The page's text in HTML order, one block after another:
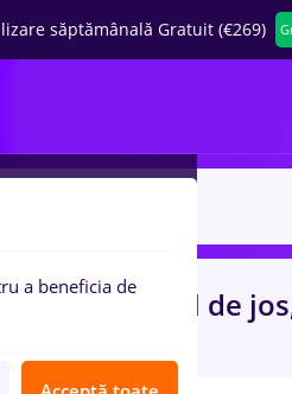
săptămânală Gratuit (€269)
salarii viseul de
a beneficia de